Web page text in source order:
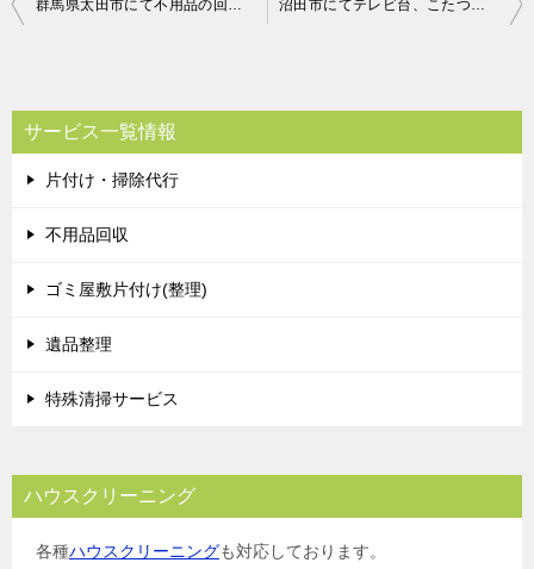
ビ
ゲ
ー
シ
群馬県太田市にて不用品の回収 お客様の声 沼田市にてテレビ台、こたつ等回収のご依頼 お客様の声
サービス一覧情報
片付け・掃除代行
不用品回収
ゴミ屋敷片付け(整理)
遺品整理
特殊清掃サービス
ハウスクリーニング
各種ハウスクリーニングも対応しております。